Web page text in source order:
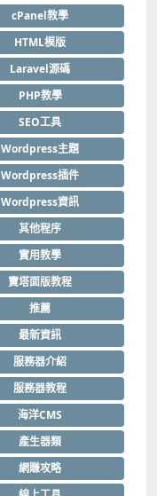
cPanel教學
HTML模版
Laravel源碼
PHP教學
SEO工具
Wordpress主題
Wordpress插件
Wordpress資訊
其他程序
實用教學
寶塔面版教程
推薦
最新資訊
服務器介紹
服務器教程
海洋CMS
產生器類
網賺攻略